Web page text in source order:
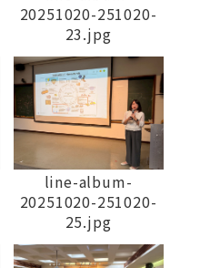
20251020-251020-
23.jpg
line-album-
20251020-251020-
25.jpg